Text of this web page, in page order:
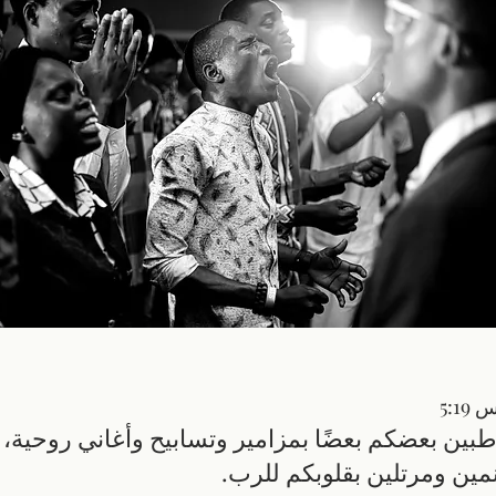
بعضكم بعضًا بمزامير وتسابيح وأغاني روحية،
ومرتلين بقلوبكم للرب.